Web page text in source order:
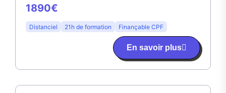
1890€
Distanciel 21h de formation Finançable CPF
En savoir plus